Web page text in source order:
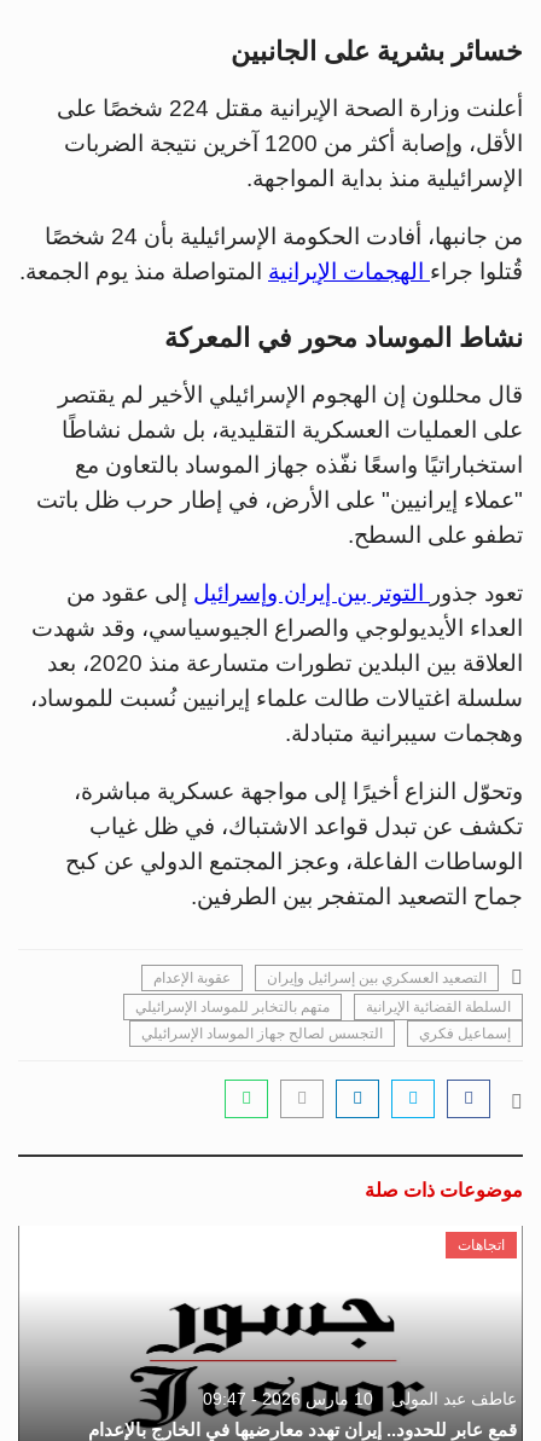
خسائر بشرية على الجانبين
أعلنت وزارة الصحة الإيرانية مقتل 224 شخصًا على
الأقل، وإصابة أكثر من 1200 آخرين نتيجة الضربات
الإسرائيلية منذ بداية المواجهة.
من جانبها، أفادت الحكومة الإسرائيلية بأن 24 شخصًا
قُتلوا جراء الهجمات الإيرانية المتواصلة منذ يوم الجمعة.
نشاط الموساد محور في المعركة
قال محللون إن الهجوم الإسرائيلي الأخير لم يقتصر
على العمليات العسكرية التقليدية، بل شمل نشاطًا
استخباراتيًا واسعًا نفّذه جهاز الموساد بالتعاون مع
"عملاء إيرانيين" على الأرض، في إطار حرب ظل باتت
تطفو على السطح.
تعود جذور التوتر بين إيران وإسرائيل إلى عقود من
العداء الأيديولوجي والصراع الجيوسياسي، وقد شهدت
العلاقة بين البلدين تطورات متسارعة منذ 2020، بعد
سلسلة اغتيالات طالت علماء إيرانيين نُسبت للموساد،
وهجمات سيبرانية متبادلة.
وتحوّل النزاع أخيرًا إلى مواجهة عسكرية مباشرة،
تكشف عن تبدل قواعد الاشتباك، في ظل غياب
الوساطات الفاعلة، وعجز المجتمع الدولي عن كبح
جماح التصعيد المتفجر بين الطرفين.
التصعيد العسكري بين إسرائيل وإيران
عقوبة الإعدام
السلطة القضائية الإيرانية
متهم بالتخابر للموساد الإسرائيلي
إسماعيل فكري
التجسس لصالح جهاز الموساد الإسرائيلي
موضوعات ذات صلة
اتجاهات
عاطف عبد المولى 10 مارس 2026 - 09:47
قمع عابر للحدود.. إيران تهدد معارضيها في الخارج بالإعدام